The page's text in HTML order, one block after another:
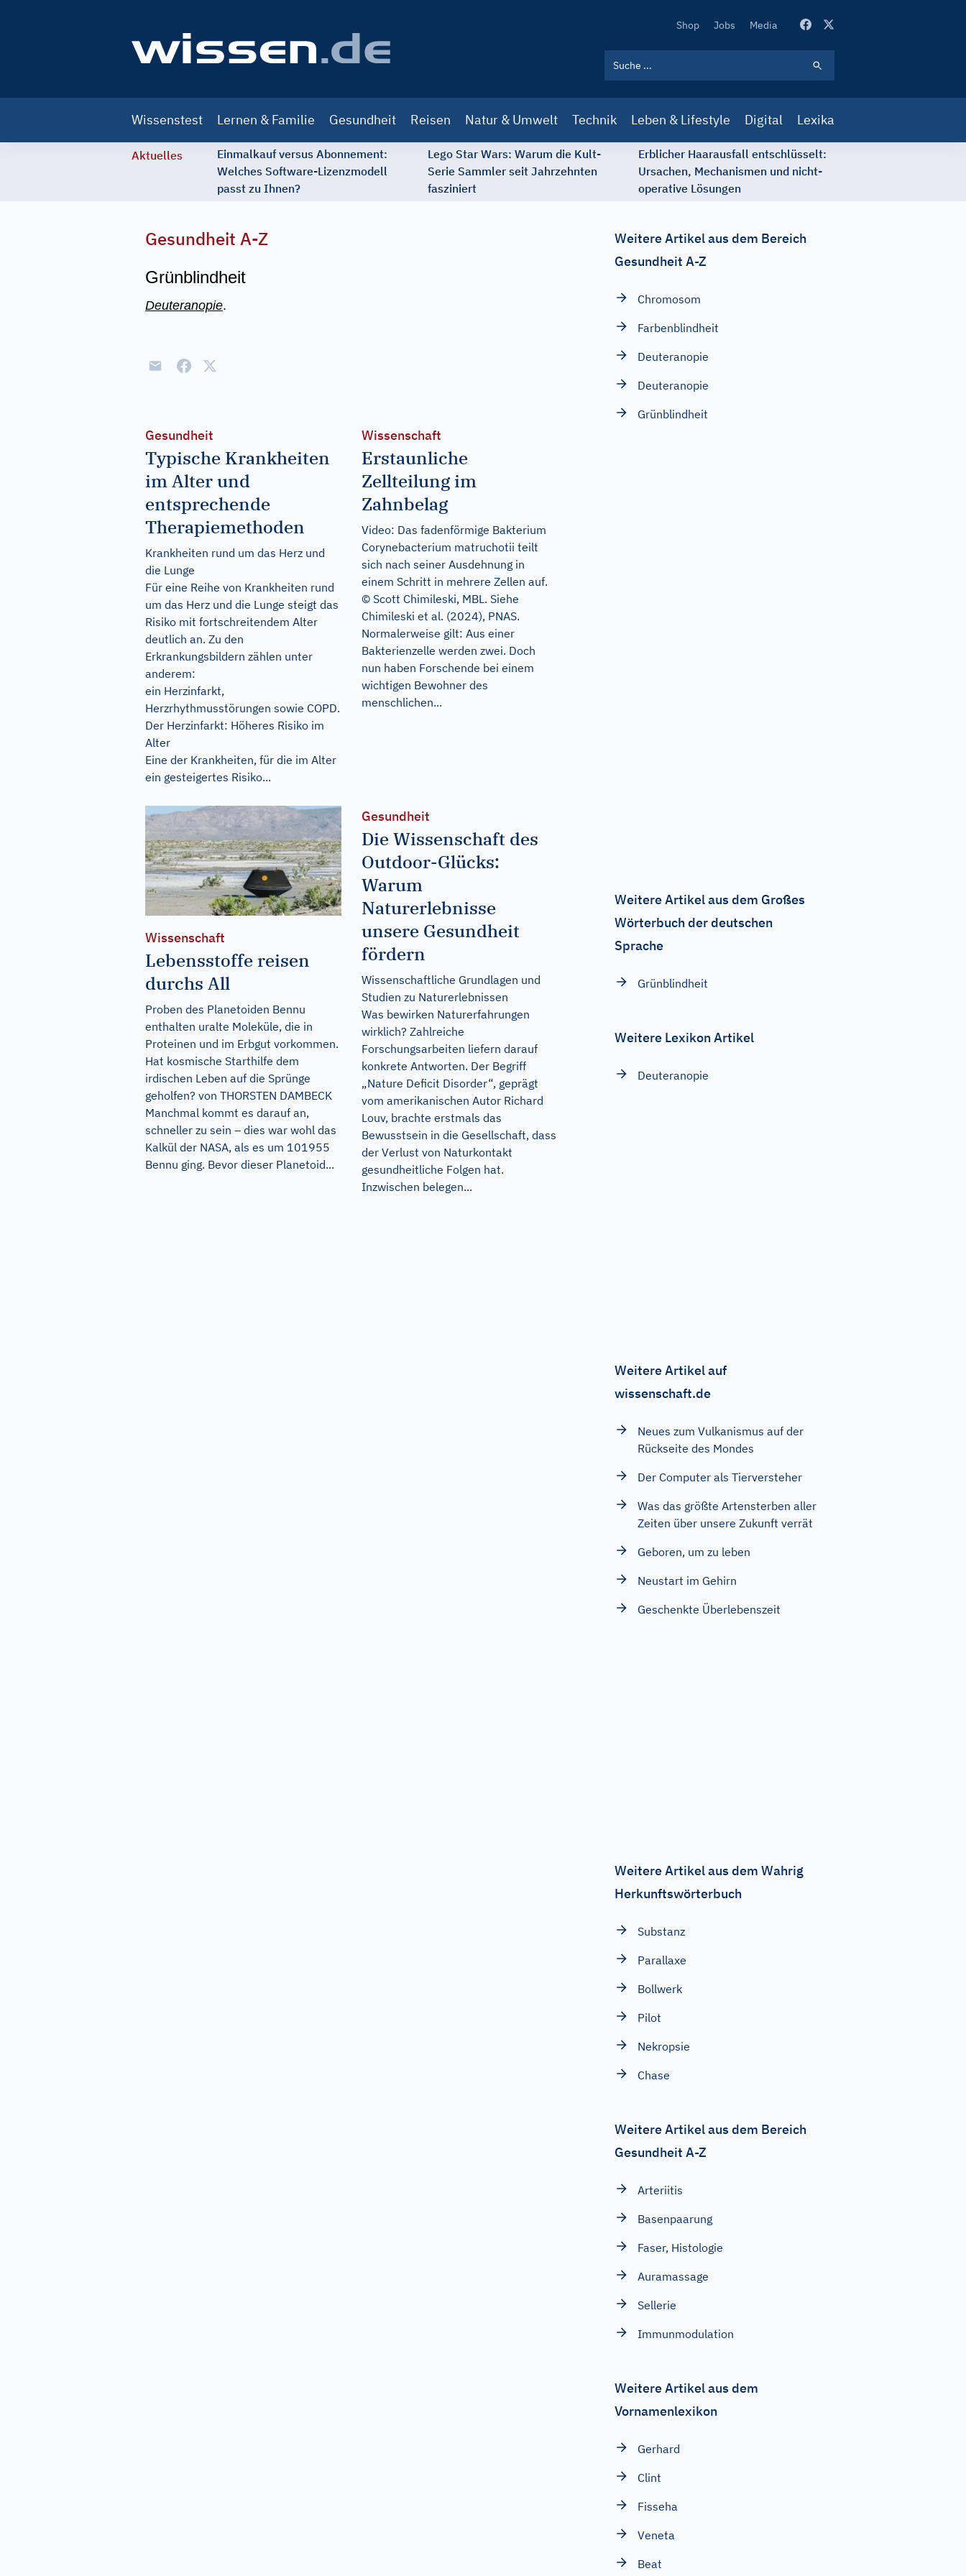
Secondary
Shop Jobs Media
navigation
Wissenstest Lernen & Familie Gesundheit Reisen Natur & Umwelt Technik Leben & Lifestyle Digital Lexika
Aktuelles
Einmalkauf versus Abonnement:
Welches Software-Lizenzmodell
passt zu Ihnen?
Lego Star Wars: Warum die Kult-
Serie Sammler seit Jahrzehnten
fasziniert
Erblicher Haarausfall entschlüsselt:
Ursachen, Mechanismen und nicht-
operative Lösungen
Gesundheit A-Z
Grünblindheit
Deuteranopie.
Gesundheit
Typische Krankheiten
im Alter und
entsprechende
Therapiemethoden
Krankheiten rund um das Herz und
die Lunge
Für eine Reihe von Krankheiten rund
um das Herz und die Lunge steigt das
Risiko mit fortschreitendem Alter
deutlich an. Zu den
Erkrankungsbildern zählen unter
anderem:
ein Herzinfarkt,
Herzrhythmusstörungen sowie COPD.
Der Herzinfarkt: Höheres Risiko im
Alter
Eine der Krankheiten, für die im Alter
ein gesteigertes Risiko...
Wissenschaft
Erstaunliche
Zellteilung im
Zahnbelag
Video: Das fadenförmige Bakterium
Corynebacterium matruchotii teilt
sich nach seiner Ausdehnung in
einem Schritt in mehrere Zellen auf.
© Scott Chimileski, MBL. Siehe
Chimileski et al. (2024), PNAS.
Normalerweise gilt: Aus einer
Bakterienzelle werden zwei. Doch
nun haben Forschende bei einem
wichtigen Bewohner des
menschlichen...
Wissenschaft
Lebensstoffe reisen
durchs All
Proben des Planetoiden Bennu
enthalten uralte Moleküle, die in
Proteinen und im Erbgut vorkommen.
Hat kosmische Starthilfe dem
irdischen Leben auf die Sprünge
geholfen? von THORSTEN DAMBECK
Manchmal kommt es darauf an,
schneller zu sein – dies war wohl das
Kalkül der NASA, als es um 101955
Bennu ging. Bevor dieser Planetoid...
Gesundheit
Die Wissenschaft des
Outdoor-Glücks:
Warum
Naturerlebnisse
unsere Gesundheit
fördern
Wissenschaftliche Grundlagen und
Studien zu Naturerlebnissen
Was bewirken Naturerfahrungen
wirklich? Zahlreiche
Forschungsarbeiten liefern darauf
konkrete Antworten. Der Begriff
„Nature Deficit Disorder“, geprägt
vom amerikanischen Autor Richard
Louv, brachte erstmals das
Bewusstsein in die Gesellschaft, dass
der Verlust von Naturkontakt
gesundheitliche Folgen hat.
Inzwischen belegen...
Weitere Artikel aus dem Bereich
Gesundheit A-Z
Chromosom
Farbenblindheit
Deuteranopie
Deuteranopie
Grünblindheit
Weitere Artikel aus dem Großes
Wörterbuch der deutschen
Sprache
Grünblindheit
Weitere Lexikon Artikel
Deuteranopie
Weitere Artikel auf
wissenschaft.de
Neues zum Vulkanismus auf der
Rückseite des Mondes
Der Computer als Tierversteher
Was das größte Artensterben aller
Zeiten über unsere Zukunft verrät
Geboren, um zu leben
Neustart im Gehirn
Geschenkte Überlebenszeit
Weitere Artikel aus dem Wahrig
Herkunftswörterbuch
Substanz
Parallaxe
Bollwerk
Pilot
Nekropsie
Chase
Weitere Artikel aus dem Bereich
Gesundheit A-Z
Arteriitis
Basenpaarung
Faser, Histologie
Auramassage
Sellerie
Immunmodulation
Weitere Artikel aus dem
Vornamenlexikon
Gerhard
Clint
Fisseha
Veneta
Beat